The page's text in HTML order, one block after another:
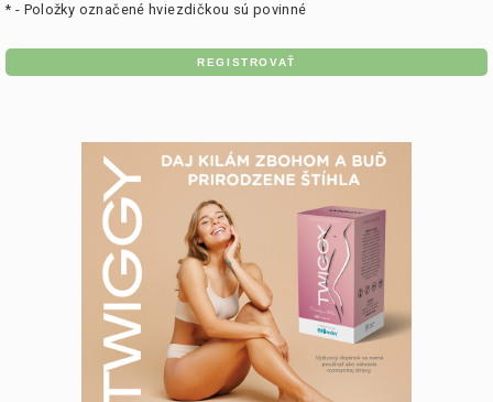
* - Položky označené hviezdičkou sú povinné